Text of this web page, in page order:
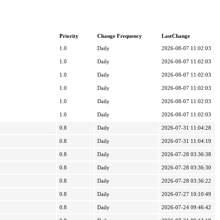
Priority Change Frequency LastChange
1.0 Daily 2026-08-07 11:02:03
1.0 Daily 2026-08-07 11:02:03
1.0 Daily 2026-08-07 11:02:03
1.0 Daily 2026-08-07 11:02:03
1.0 Daily 2026-08-07 11:02:03
1.0 Daily 2026-08-07 11:02:03
0.8 Daily 2026-07-31 11:04:28
0.8 Daily 2026-07-31 11:04:19
0.8 Daily 2026-07-28 03:36:38
0.8 Daily 2026-07-28 03:36:30
0.8 Daily 2026-07-28 03:36:22
0.8 Daily 2026-07-27 10:10:49
0.8 Daily 2026-07-24 09:46:42